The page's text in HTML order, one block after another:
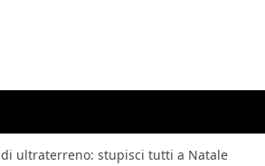
ultraterreno: stupisci tutti a Natale